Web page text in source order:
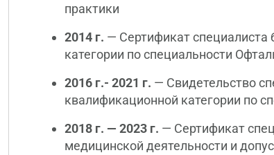
практики
2014 г. — Сертификат специалиста
категории по специальности
2016 г.- 2021 г. — Свидетельство
квалификационной категории по
2018 г. — 2023 г. — Сертификат
медицинской деятельности и